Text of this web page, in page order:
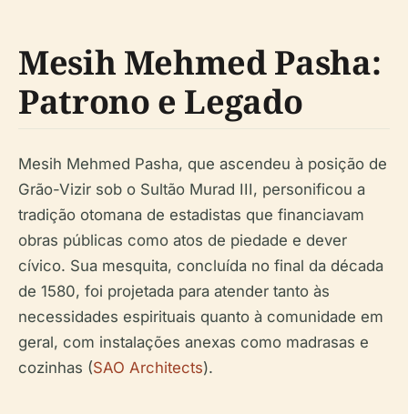
Mesih Mehmed Pasha:
Patrono e Legado
Mesih Mehmed Pasha, que ascendeu à posição de
Grão-Vizir sob o Sultão Murad III, personificou a
tradição otomana de estadistas que financiavam
obras públicas como atos de piedade e dever
cívico. Sua mesquita, concluída no final da década
de 1580, foi projetada para atender tanto às
necessidades espirituais quanto à comunidade em
geral, com instalações anexas como madrasas e
cozinhas (SAO Architects).